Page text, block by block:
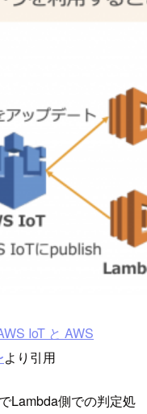
IoT と AWS
より引用
Lambda側での判定処